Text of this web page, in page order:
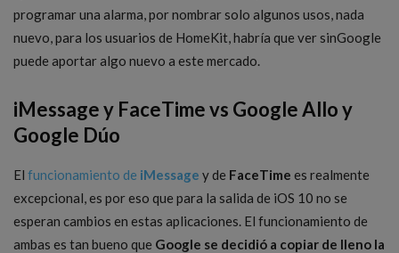
programar una alarma, por nombrar solo algunos usos, nada
nuevo, para los usuarios de HomeKit, habría que ver sinGoogle
puede aportar algo nuevo a este mercado.
iMessage y FaceTime vs Google Allo y
Google Dúo
El funcionamiento de iMessage y de FaceTime es realmente
excepcional, es por eso que para la salida de iOS 10 no se
esperan cambios en estas aplicaciones. El funcionamiento de
ambas es tan bueno que Google se decidió a copiar de lleno la